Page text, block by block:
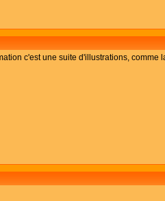
c'est une suite d'illustrations, comme